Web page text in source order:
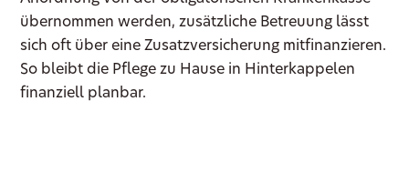
übernommen werden, zusätzliche Betreuung lässt
sich oft über eine Zusatzversicherung mitfinanzieren.
So bleibt die Pflege zu Hause in Hinterkappelen
finanziell planbar.